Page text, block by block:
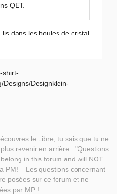
QET.
lis dans les boules de cristal
le Libre, tu sais que tu ne
revenir en arrière..."Questions
in this forum and will NOT
PM! – Les questions concernant
posées sur ce forum et ne
par MP !